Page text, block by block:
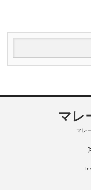
マレ
マレ
RSS